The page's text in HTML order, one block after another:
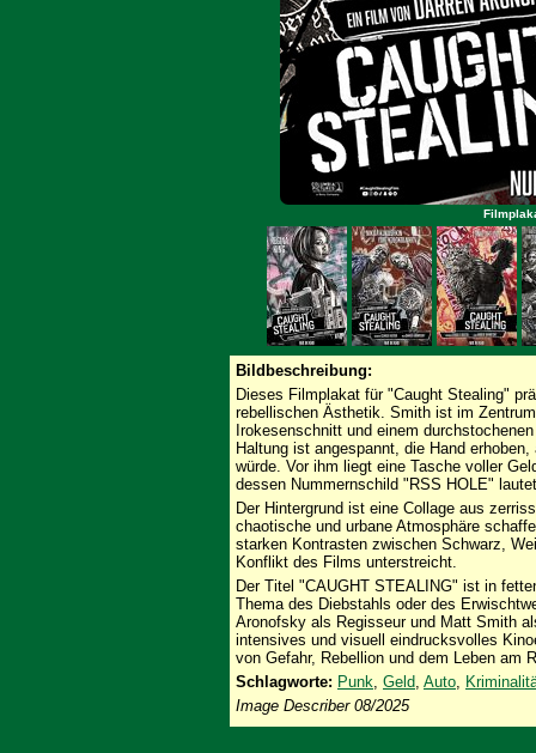
Bildbeschreibung:
Dieses Filmplakat für "Caught Stealing"
rebellischen Ästhetik. Smith ist im
Irokesenschnitt und einem
Haltung ist angespannt, die Hand
würde. Vor ihm liegt eine Tasche voller
dessen Nummernschild "RSS HOLE"
Der Hintergrund ist eine Collage aus
chaotische und urbane Atmosphäre
starken Kontrasten zwischen Schwarz,
Konflikt des Films unterstreicht.
Der Titel "CAUGHT STEALING" ist in
Thema des Diebstahls oder des
Aronofsky als Regisseur und Matt Smith
intensives und visuell eindrucksvolles
von Gefahr, Rebellion und dem Leben am
Schlagworte: Punk, Geld, Auto,
Image Describer 08/2025